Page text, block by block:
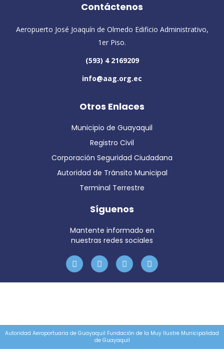
Contáctenos
Aeropuerto José Joaquín de Olmedo Edificio Administrativo,
1er Piso.
(593) 4 2169209
info@aag.org.ec
Otros Enlaces
Municipio de Guayaquil
Registro Civil
Corporación Seguridad Ciudadana
Autoridad de Tránsito Municipal
Terminal Terrestre
Síguenos
Mantente informado en
nuestras redes sociales
Autoridad Aeroportuaria de Guayaquil Fundación de la Muy Ilustre Municipalidad
de Guayaquil